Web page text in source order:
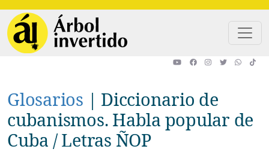
Glosarios | Diccionario de
cubanismos. Habla popular de
Cuba / Letras ÑOP